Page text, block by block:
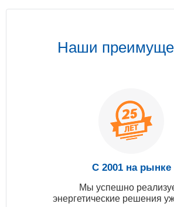
Наши
С 2001 на рынке
Мы успешно
энергетические решения